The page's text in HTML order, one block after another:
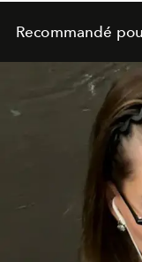
Recommandé